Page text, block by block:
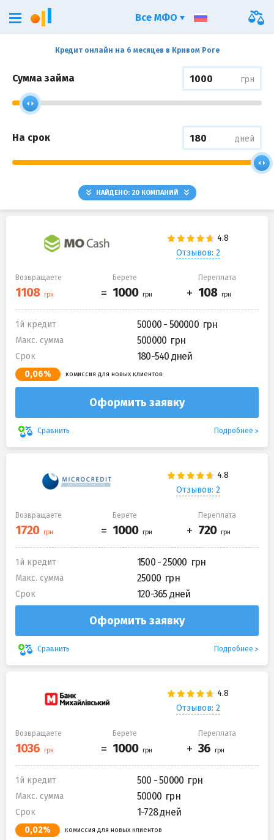
Кредит онлайн на 6 месяцев в Кривом Роге
Сумма займа грн
На срок дней
НАЙДЕНО: 20КОМПАНИЙ
Отзывов: 2
Возвращаете Берете Переплата
1й кредит 50000 - 500000
Макс. сумма 500000
Срок 180-540 дней
0,06% комиссия для новых клиентов
Оформить заявку
Сравнить Подробнее
Отзывов: 2
Возвращаете Берете Переплата
1й кредит 1500 - 25000
Макс. сумма 25000
Срок 120-365 дней
Оформить заявку
Сравнить Подробнее
Отзывов: 2
Возвращаете Берете Переплата
1й кредит 500 - 50000
Макс. сумма 50000
Срок 1-728 дней
0,02% комиссия для новых клиентов
Все МФО